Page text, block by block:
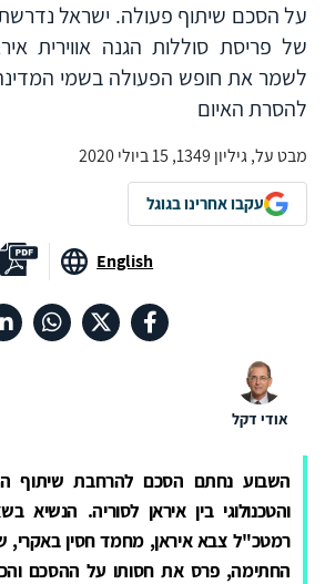
על הסכם שיתוף פעולה. ישראל
של פריסת סוללות הגנה אווירית
לשמר את חופש הפעולה בשמי
להסרת האיום
מבט על, גיליון 1349, 15 ביולי 2020
עקבו אחרינו בגוגל
English
אודי דקל
השבוע נחתם הסכם להרחבת שיתוף
והטכנולוגי בין איראן לסוריה.
רמטכ"ל צבא איראן, מחמד חסין
החתימה, פרס את חסותו על ההסכם